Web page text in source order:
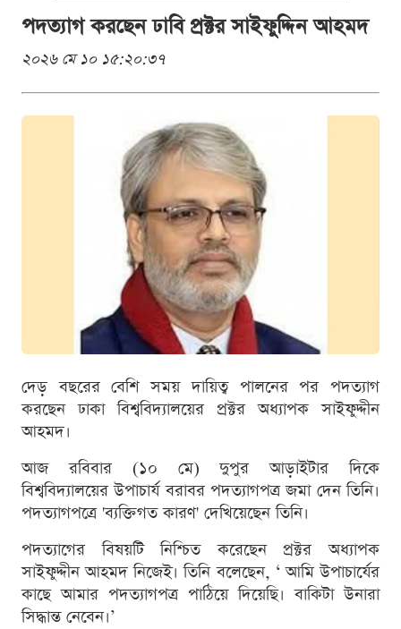
পদত্যাগ করছেন ঢাবি প্রক্টর সাইফুদ্দিন আহমদ
২০২৬ মে ১০ ১৫:২০:৩৭
দেড় বছরের বেশি সময় দায়িত্ব পালনের পর পদত্যাগ
করছেন ঢাকা বিশ্ববিদ্যালয়ের প্রক্টর অধ্যাপক সাইফুদ্দীন
আহমদ।
আজ রবিবার (১০ মে) দুপুর আড়াইটার দিকে
বিশ্ববিদ্যালয়ের উপাচার্য বরাবর পদত্যাগপত্র জমা দেন তিনি।
পদত্যাগপত্রে 'ব্যক্তিগত কারণ' দেখিয়েছেন তিনি।
পদত্যাগের বিষয়টি নিশ্চিত করেছেন প্রক্টর অধ্যাপক
সাইফুদ্দীন আহমদ নিজেই। তিনি বলেছেন, ‘ আমি উপাচার্যের
কাছে আমার পদত্যাগপত্র পাঠিয়ে দিয়েছি। বাকিটা উনারা
সিদ্ধান্ত নেবেন।’